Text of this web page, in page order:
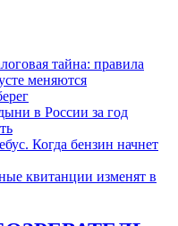
тайна: правила
меняются
в России за год
Когда бензин начнет
квитанции изменят в